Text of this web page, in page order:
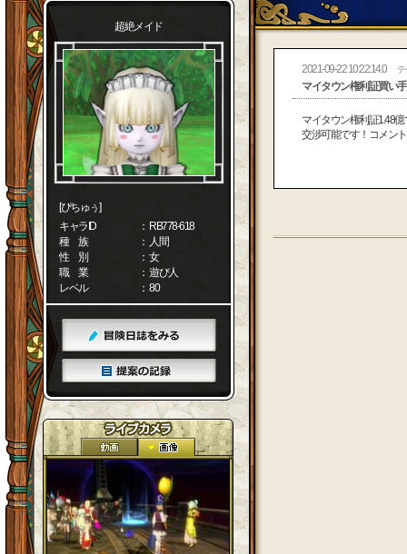
超絶メイド
[ぴちゅぅ]
キャラID
： RB778-618
種 族
： 人間
性 別
： 女
職 業
： 遊び人
レベル
： 80
2021-09-22 10:22:14.0 テ
マイタウン権利証買い
マイタウン権利証1.48
交渉可能です！コメン